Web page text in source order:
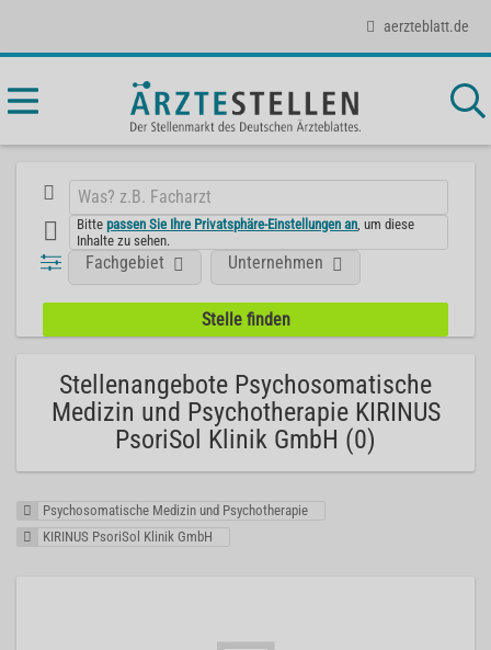
aerzteblatt.de
Bittepassen Sie Ihre Privatsphäre-Einstellungen an , um diese
Inhalte zu sehen.
Fachgebiet Unternehmen
Stellenangebote Psychosomatische
Medizin und Psychotherapie KIRINUS
PsoriSol Klinik GmbH (0)
Psychosomatische Medizin und Psychotherapie
KIRINUS PsoriSol Klinik GmbH